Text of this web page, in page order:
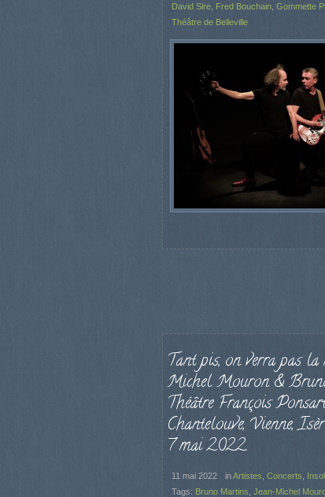
David Sire Fred Bouchain Gommette
Théâtre de Belleville
Tant pis, on verra pas la
Michel Mouron &
Théâtre François
Chantelouve, Vienne,
7 mai 2022.
11 mai 2022 inArtistes Concerts
Tags: Bruno Martins Jean-Michel